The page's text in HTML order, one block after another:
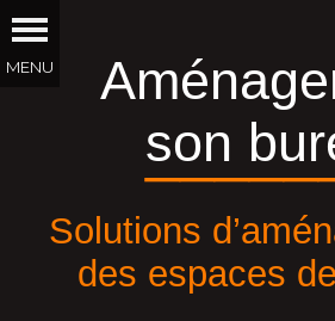
son
Solutions
des espaces